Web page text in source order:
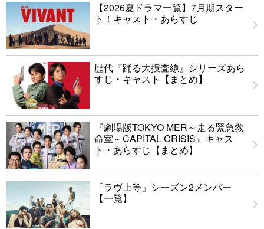
【2026夏ドラマ一覧】7月期スター
ト！キャスト・あらすじ
歴代『踊る大捜査線』シリーズあら
すじ・キャスト【まとめ】
『劇場版TOKYO MER～走る緊急救
命室～CAPITAL CRISIS』キャス
ト・あらすじ【まとめ】
「ラヴ上等」シーズン2メンバー
【一覧】